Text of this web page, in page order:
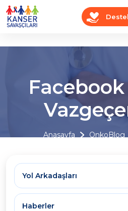
Anasayfa OnkoBlog
Yol Arkadaşları
Haberler